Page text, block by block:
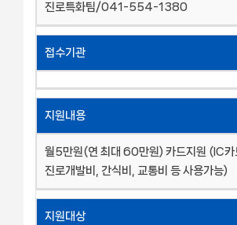
진로특화팀/041-554-1380
접수기관
지원내용
월5만원(연 최대 60만원) 카드지원 (IC카
진로개발비, 간식비, 교통비 등 사용가능)
지원대상